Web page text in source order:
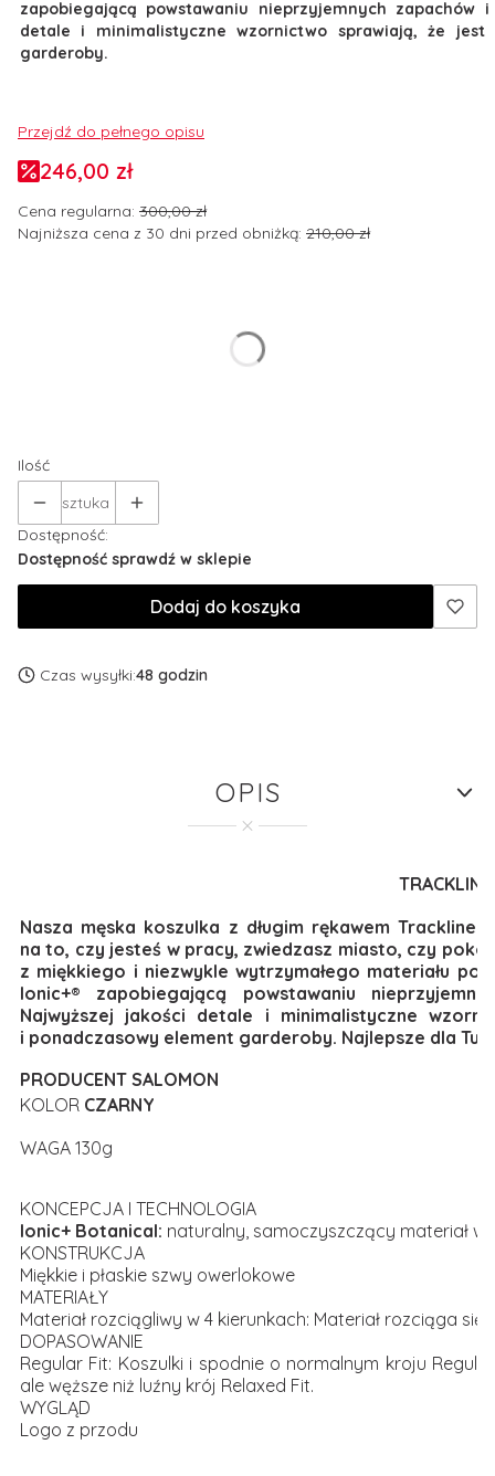
zapobiegającą powstawaniu nieprzyjemnych zapachów
detale i minimalistyczne wzornictwo sprawiają, że
garderoby.
Przejdź do pełnego opisu
246,00 zł
Cena regularna: 300,00 zł
Najniższa cena z 30 dni przed obniżką: 210,00 zł
Ilość
sztuka
Dostępność:
Dostępność sprawdź w sklepie
Dodaj do koszyka
Czas wysyłki:48 godzin
OPIS
TRACKLINE
Nasza męska koszulka z długim rękawem
na to, czy jesteś w pracy, zwiedzasz miasto, czy
z miękkiego i niezwykle wytrzymałego materiału
Ionic+® zapobiegającą powstawaniu
Najwyższej jakości detale i minimalistyczne
i ponadczasowy element garderoby. Najlepsze dla
PRODUCENT SALOMON
KOLOR CZARNY
WAGA 130g
KONCEPCJA I TECHNOLOGIA
Ionic+ Botanical: naturalny, samoczyszczący materiał
KONSTRUKCJA
Miękkie i płaskie szwy owerlokowe
MATERIAŁY
Materiał rozciągliwy w 4 kierunkach: Materiał rozciąga
DOPASOWANIE
Regular Fit: Koszulki i spodnie o normalnym kroju
ale węższe niż luźny krój Relaxed Fit.
WYGLĄD
Logo z przodu